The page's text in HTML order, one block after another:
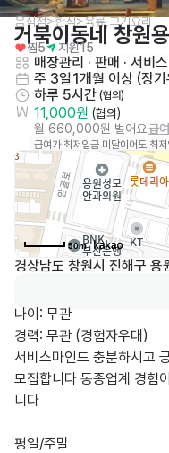
음식점>한식>육류,고기요리
거북이동네 창원
찜5 지원15
매장관리 · 판매 · 서비스
주 3일1개월 이상 (장
하루 5시간 (협의)
11,000원 (협의)
월 660,000원 벌어요급
급여가 최저임금 미달이어도 최
50m
경상남도 창원시 진해구
나이: 무관
경력: 무관 (경험자우대)
서비스마인드 충분하시고
모집합니다 동종업계 경험
니다
평일/주말